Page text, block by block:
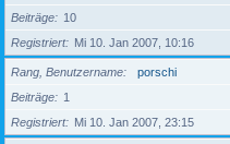
Beiträge
10
Registriert
Mi 10. Jan 2007, 10:16
Rang, Benutzername
porschi
Beiträge
1
Registriert
Mi 10. Jan 2007, 23:15